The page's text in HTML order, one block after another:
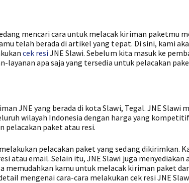
mencari cara untuk melacak kiriman paketmu
telah berada di artikel yang tepat. Di sini, kami
cek resi JNE Slawi. Sebelum kita masuk ke
layanan apa saja yang tersedia untuk pelacakan
JNE yang berada di kota Slawi, Tegal. JNE Slawi
wilayah Indonesia dengan harga yang
pelacakan paket atau resi.
pelacakan paket yang sedang dikirimkan.
atau email. Selain itu, JNE Slawi juga menyediakan
memudahkan kamu untuk melacak kiriman paket
mengenai cara-cara melakukan cek resi JNE